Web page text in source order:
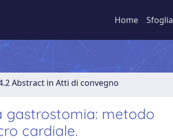
Home Sfoglia
Abstract in Atti di convegno
gastrostomia: metodo
cardiale.